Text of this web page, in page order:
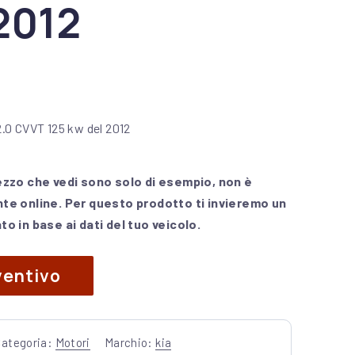
CVVT 125 kw del 2012
che vedi sono solo di esempio, non è
online. Per questo prodotto ti invieremo un
in base ai dati del tuo veicolo.
Motori Marchio: kia